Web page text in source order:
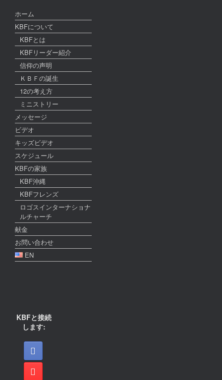
ホーム
KBFについて
KBFとは
KBFリーダー紹介
信仰の声明
ＫＢＦの誕生
12の考え方
ミニストリー
メッセージ
ビデオ
キッズビデオ
スケジュール
KBFの家族
KBF沖縄
KBFフレンズ
ロゴスインターナショナ
ルチャーチ
献金
お問い合わせ
EN
KBFと接続
します: